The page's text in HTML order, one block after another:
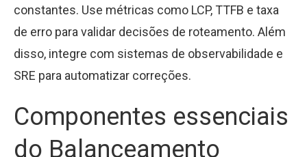
constantes. Use métricas como LCP, TTFB e taxa
de erro para validar decisões de roteamento. Além
disso, integre com sistemas de observabilidade e
SRE para automatizar correções.
Componentes essenciais
do Balanceamento